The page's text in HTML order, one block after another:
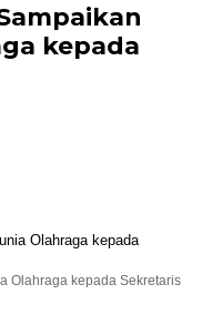
kepada
Olahraga kepada Sekretaris